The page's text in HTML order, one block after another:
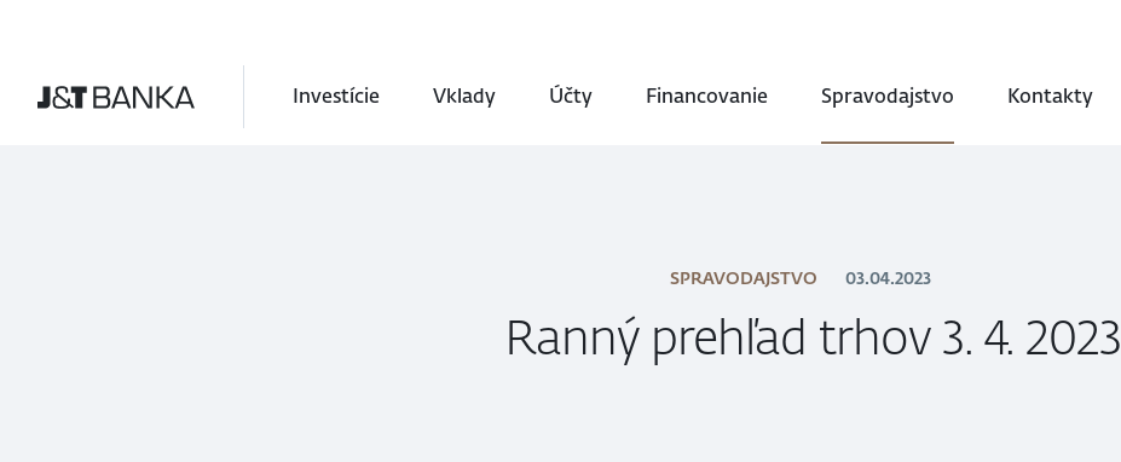
Investície Vklady Účty Financovanie Spravodajstvo Kontakty
SPRAVODAJSTVO 03.04.2023
Ranný prehľad trhov 3. 4. 2023